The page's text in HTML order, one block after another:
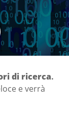
di ricerca.
e verrà